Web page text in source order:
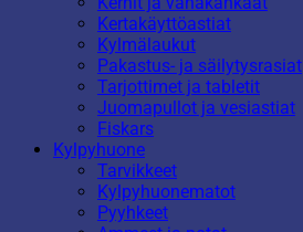
Kertakäyttöastiat
Kylmälaukut
Pakastus- ja säilytysrasiat
Tarjottimet ja tabletit
Juomapullot ja vesiastiat
Fiskars
Kylpyhuone
Tarvikkeet
Kylpyhuonematot
Pyyhkeet